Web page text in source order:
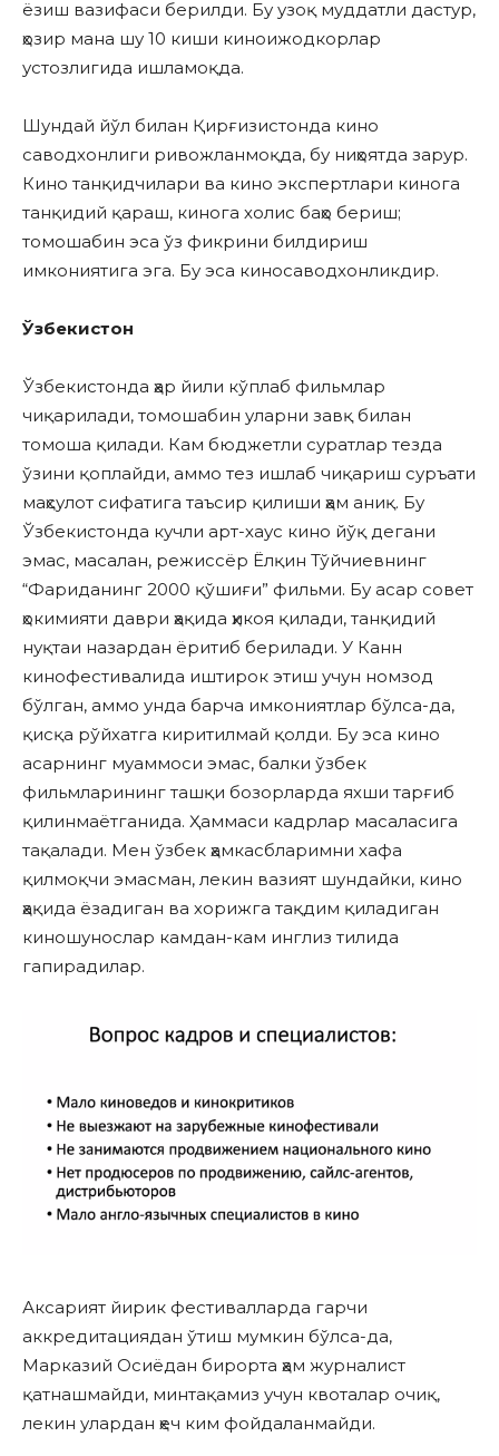
ёзиш вазифаси берилди. Бу узоқ муддатли дастур,
ҳозир мана шу 10 киши киноижодкорлар
устозлигида ишламоқда.
Шундай йўл билан Қирғизистонда кино
саводхонлиги ривожланмоқда, бу ниҳоятда зарур.
Кино танқидчилари ва кино экспертлари кинога
танқидий қараш, кинога холис баҳо бериш;
томошабин эса ўз фикрини билдириш
имкониятига эга. Бу эса киносаводхонликдир.
Ўзбекистон
Ўзбекистонда ҳар йили кўплаб фильмлар
чиқарилади, томошабин уларни завқ билан
томоша қилади. Кам бюджетли суратлар тезда
ўзини қоплайди, аммо тез ишлаб чиқариш суръати
маҳсулот сифатига таъсир қилиши ҳам аниқ. Бу
Ўзбекистонда кучли арт-хаус кино йўқ дегани
эмас, масалан, режиссёр Ёлқин Тўйчиевнинг
“Фариданинг 2000 қўшиғи” фильми. Бу асар совет
ҳокимияти даври ҳақида ҳикоя қилади, танқидий
нуқтаи назардан ёритиб берилади. У Канн
кинофестивалида иштирок этиш учун номзод
бўлган, аммо унда барча имкониятлар бўлса-да,
қисқа рўйхатга киритилмай қолди. Бу эса кино
асарнинг муаммоси эмас, балки ўзбек
фильмларининг ташқи бозорларда яхши тарғиб
қилинмаётганида. Ҳаммаси кадрлар масаласига
тақалади. Мен ўзбек ҳамкасбларимни хафа
қилмоқчи эмасман, лекин вазият шундайки, кино
ҳақида ёзадиган ва хорижга тақдим қиладиган
киношунослар камдан-кам инглиз тилида
гапирадилар.
Аксарият йирик фестивалларда гарчи
аккредитациядан ўтиш мумкин бўлса-да,
Марказий Осиёдан бирорта ҳам журналист
қатнашмайди, минтақамиз учун квоталар очиқ,
лекин улардан ҳеч ким фойдаланмайди.